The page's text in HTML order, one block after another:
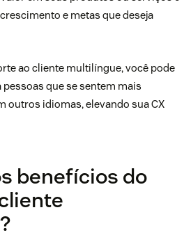
e metas que deseja
ao cliente multilíngue, você pode
que se sentem mais
outros idiomas, elevando sua CX
benefícios do